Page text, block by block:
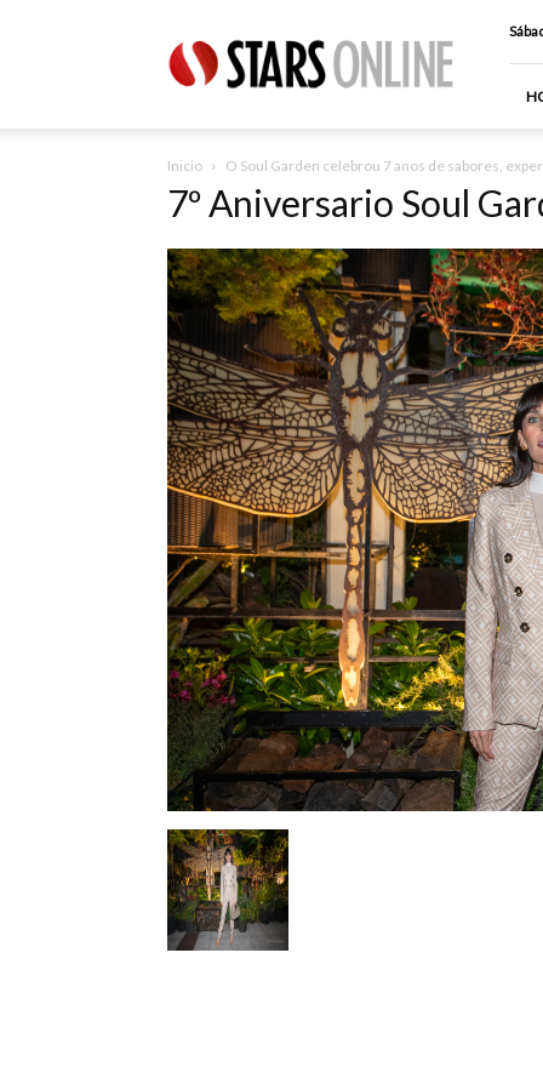
Online
Inicio O Soul Garden celebrou 7 anos de sabores,
7º Aniversario Soul